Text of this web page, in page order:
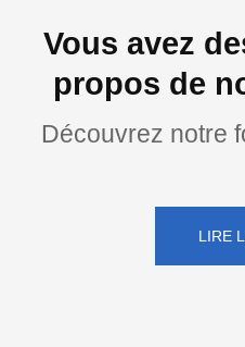
Vous avez
propos de
Découvrez notre
LIRE